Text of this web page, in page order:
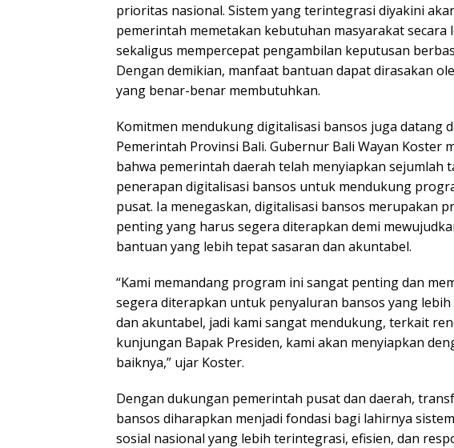
prioritas nasional. Sistem yang terintegrasi diyakini
pemerintah memetakan kebutuhan masyarakat secara
sekaligus mempercepat pengambilan keputusan
Dengan demikian, manfaat bantuan dapat dirasakan
yang benar-benar membutuhkan.
Komitmen mendukung digitalisasi bansos juga datang
Pemerintah Provinsi Bali. Gubernur Bali Wayan Koster
bahwa pemerintah daerah telah menyiapkan sejumlah
penerapan digitalisasi bansos untuk mendukung
pusat. Ia menegaskan, digitalisasi bansos merupakan
penting yang harus segera diterapkan demi
bantuan yang lebih tepat sasaran dan akuntabel.
“Kami memandang program ini sangat penting dan
segera diterapkan untuk penyaluran bansos yang
dan akuntabel, jadi kami sangat mendukung, terkait
kunjungan Bapak Presiden, kami akan menyiapkan
baiknya,” ujar Koster.
Dengan dukungan pemerintah pusat dan daerah,
bansos diharapkan menjadi fondasi bagi lahirnya
sosial nasional yang lebih terintegrasi, efisien, dan